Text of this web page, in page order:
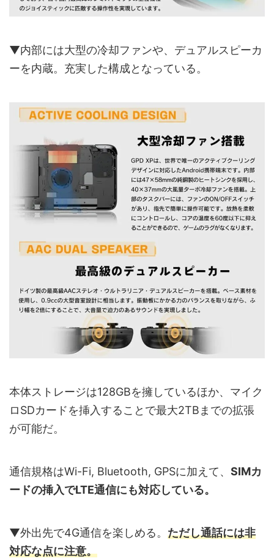
▼内部には大型の冷却ファンや、デュアルスピーカ
ーを内蔵。充実した構成となっている。
本体ストレージは128GBを擁しているほか、マイク
ロSDカードを挿入することで最大2TBまでの拡張
が可能だ。
通信規格はWi-Fi, Bluetooth, GPSに加えて、 SIMカ
ードの挿入でLTE通信にも対応している。
▼外出先で4G通信を楽しめる。 ただし通話には非
対応な点に注意。